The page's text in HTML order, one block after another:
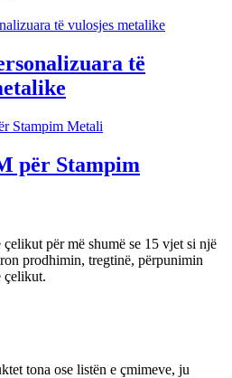
të
për Stampim
për më shumë se 15 vjet si një
prodhimin, tregtinë, përpunimin
çelikut.
tona ose listën e çmimeve, ju